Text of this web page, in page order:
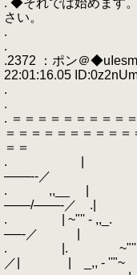
. ◆それでは始めます
さい。
.
.
.2372 ：ポン＠
22:01:16.05
.
.
. ＝＝＝＝＝＝＝＝＝
＝＝＝＝＝＝＝＝＝
＝＝
. | ＼_＿＿
───‐‐／ |
. ,,__ | |. ＼
───/───‐
. | ~"'' - ,,_. |
──‐／ | ._,,
. |. ~"'' - ,,_ | .
／| | _,, -